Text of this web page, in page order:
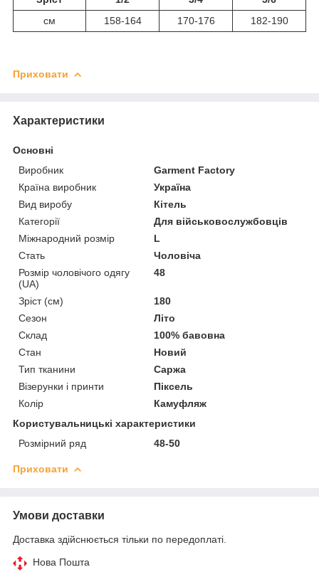
см
158-164 170-176 182-190
Приховати
Характеристики
Основні
Виробник
Garment Factory
Країна виробник
Україна
Вид виробу
Кітель
Категорії
Для військовослужбовців
Міжнародний розмір
L
Стать
Чоловіча
Розмір чоловічого одягу
(UA)
48
Зріст (см)
180
Сезон
Літо
Склад
100% бавовна
Стан
Новий
Тип тканини
Саржа
Візерунки і принти
Піксель
Колір
Камуфляж
Користувальницькі характеристики
Розмірний ряд
48-50
Приховати
Умови доставки
Доставка здійснюється тільки по передоплаті.
Нова Пошта